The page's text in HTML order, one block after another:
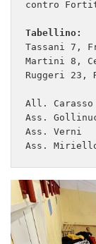
contro
Tabellino:
Tassani 7,
Martini 8,
Ruggeri
All. Carasso
Ass.
Ass. Verni